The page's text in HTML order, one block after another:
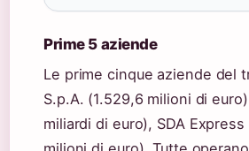
Prime 5 aziende
Le prime cinque aziende del
S.p.A. (1.529,6 milioni di
miliardi di euro), SDA